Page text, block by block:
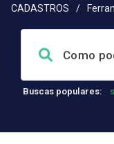
CADASTROS
/
Buscas populares: